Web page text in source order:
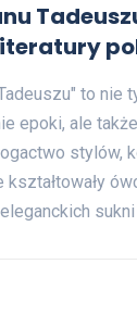
to nie
epoki, ale
stylów,
kształtowały